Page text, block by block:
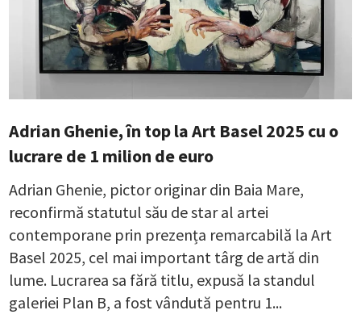
Adrian Ghenie, în top la Art Basel 2025 cu o
lucrare de 1 milion de euro
Adrian Ghenie, pictor originar din Baia Mare,
reconfirmă statutul său de star al artei
contemporane prin prezența remarcabilă la Art
Basel 2025, cel mai important târg de artă din
lume. Lucrarea sa fără titlu, expusă la standul
galeriei Plan B, a fost vândută pentru 1